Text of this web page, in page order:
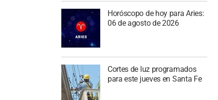
Horóscopo de hoy para Aries:
06 de agosto de 2026
Cortes de luz programados
para este jueves en Santa Fe